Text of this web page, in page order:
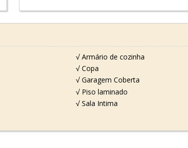
√ Armário de cozinha
√ Copa
√ Garagem Coberta
√ Piso laminado
√ Sala Intima